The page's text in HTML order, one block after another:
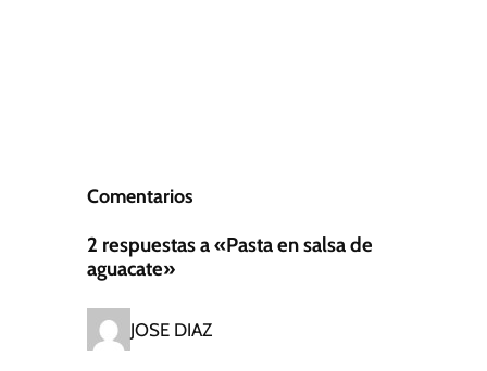
Comentarios
2 respuestas a «Pasta en salsa de
aguacate»
JOSE DIAZ